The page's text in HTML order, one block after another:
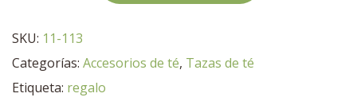
y
tapa
Beeater
SKU: 11-113
Categorías: Accesorios de té, Tazas de té
Etiqueta: regalo